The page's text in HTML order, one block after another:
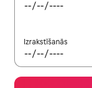
Izrakstīšanās